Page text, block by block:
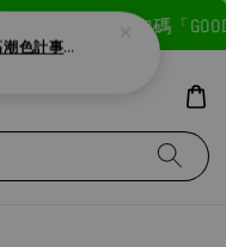
首次註冊輸入折扣碼「
好好閱讀T｜いくいく小高潮色計事務所X好好生活書店聯名款